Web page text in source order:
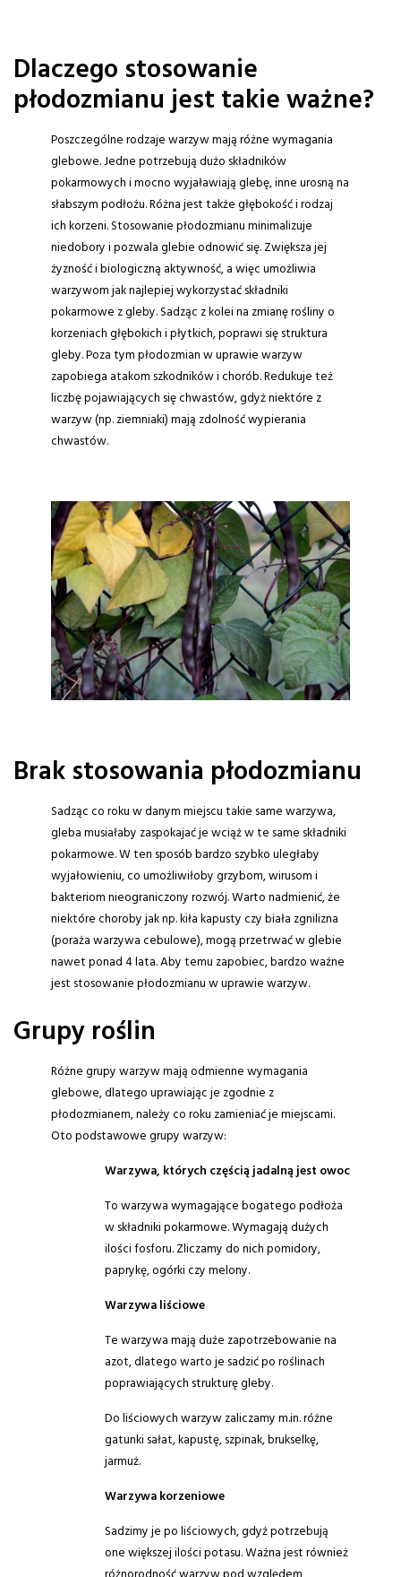
Dlaczego stosowanie
płodozmianu jest takie ważne?
Poszczególne rodzaje warzyw mają różne wymagania
glebowe. Jedne potrzebują dużo składników
pokarmowych i mocno wyjaławiają glebę, inne urosną na
słabszym podłożu. Różna jest także głębokość i rodzaj
ich korzeni. Stosowanie płodozmianu minimalizuje
niedobory i pozwala glebie odnowić się. Zwiększa jej
żyzność i biologiczną aktywność, a więc umożliwia
warzywom jak najlepiej wykorzystać składniki
pokarmowe z gleby. Sadząc z kolei na zmianę rośliny o
korzeniach głębokich i płytkich, poprawi się struktura
gleby. Poza tym płodozmian w uprawie warzyw
zapobiega atakom szkodników i chorób. Redukuje też
liczbę pojawiających się chwastów, gdyż niektóre z
warzyw (np. ziemniaki) mają zdolność wypierania
chwastów.
Brak stosowania płodozmianu
Sadząc co roku w danym miejscu takie same warzywa,
gleba musiałaby zaspokajać je wciąż w te same składniki
pokarmowe. W ten sposób bardzo szybko uległaby
wyjałowieniu, co umożliwiłoby grzybom, wirusom i
bakteriom nieograniczony rozwój. Warto nadmienić, że
niektóre choroby jak np. kiła kapusty czy biała zgnilizna
(poraża warzywa cebulowe), mogą przetrwać w glebie
nawet ponad 4 lata. Aby temu zapobiec, bardzo ważne
jest stosowanie płodozmianu w uprawie warzyw.
Grupy roślin
Różne grupy warzyw mają odmienne wymagania
glebowe, dlatego uprawiając je zgodnie z
płodozmianem, należy co roku zamieniać je miejscami.
Oto podstawowe grupy warzyw:
Warzywa, których częścią jadalną jest owoc
To warzywa wymagające bogatego podłoża
w składniki pokarmowe. Wymagają dużych
ilości fosforu. Zliczamy do nich pomidory,
paprykę, ogórki czy melony.
Warzywa liściowe
Te warzywa mają duże zapotrzebowanie na
azot, dlatego warto je sadzić po roślinach
poprawiających strukturę gleby.
Do liściowych warzyw zaliczamy m.in. różne
gatunki sałat, kapustę, szpinak, brukselkę,
jarmuż.
Warzywa korzeniowe
Sadzimy je po liściowych, gdyż potrzebują
one większej ilości potasu. Ważna jest również